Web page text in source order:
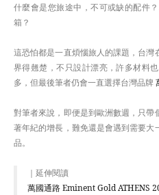
什麼會是您旅途中，不可或缺的配件
箱？
這恐怕都是一直煩惱旅人的課題，台
界得翹楚，不只設計漂亮，許多材料
多，但最後筆者仍會一直選擇台灣品牌
對筆者來說，即便是到歐洲數週，只
著年紀的增長，難免還是會遇到需要
品。
｜延伸閱讀
萬國通路 Eminent Gold ATHENS